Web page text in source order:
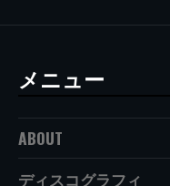
メニュー
ABOUT
ディスコグラフィ